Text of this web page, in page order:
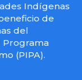
Indígenas
de
del
Programa
(PIPA).